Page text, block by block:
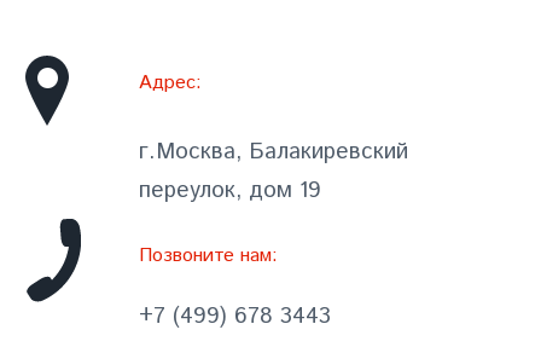
Адрес:
г.Москва, Балакиревский
переулок, дом 19
Позвоните нам:
+7 (499) 678 3443